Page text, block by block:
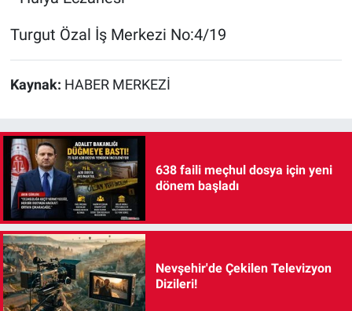
Turgut Özal İş Merkezi No:4/19
Kaynak: HABER MERKEZİ
638 faili meçhul dosya için yeni
dönem başladı
Nevşehir'de Çekilen Televizyon
Dizileri!